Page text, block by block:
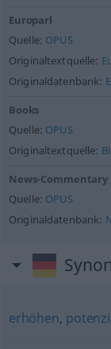
Europarl
Quelle: OPUS
Originaltextquelle:
Originaldatenbank:
Books
Quelle: OPUS
Originaltextquelle:
News-Commentary
Quelle: OPUS
Originaldatenbank:
erhöhen,